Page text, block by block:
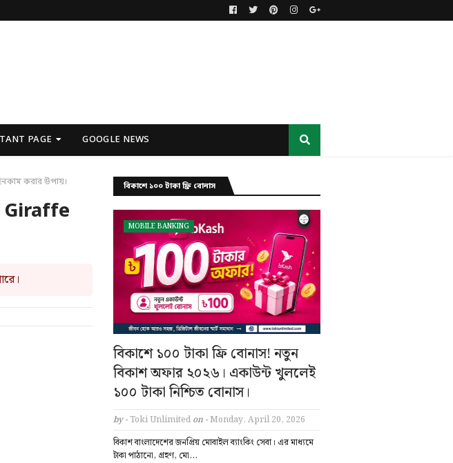
PAGE GOOGLE NEWS
করার উপায়।
Giraffe
বিকাশে ১০০ টাকা ফ্রি বোনাস
MOBILE BANKING
বিকাশে ১০০ টাকা ফ্রি বোনাস! নতুন
বিকাশ অফার ২০২৬। একাউন্ট খুললেই
১০০ টাকা নিশ্চিত বোনাস।
by - Toki Unlimited on -Monday, April 20, 2026
বিকাশ বাংলাদেশের জনপ্রিয় মোবাইল ব্যাংকিং সেবা। এর মাধ্যমে
টাকা পাঠানো, গ্রহণ, মো…